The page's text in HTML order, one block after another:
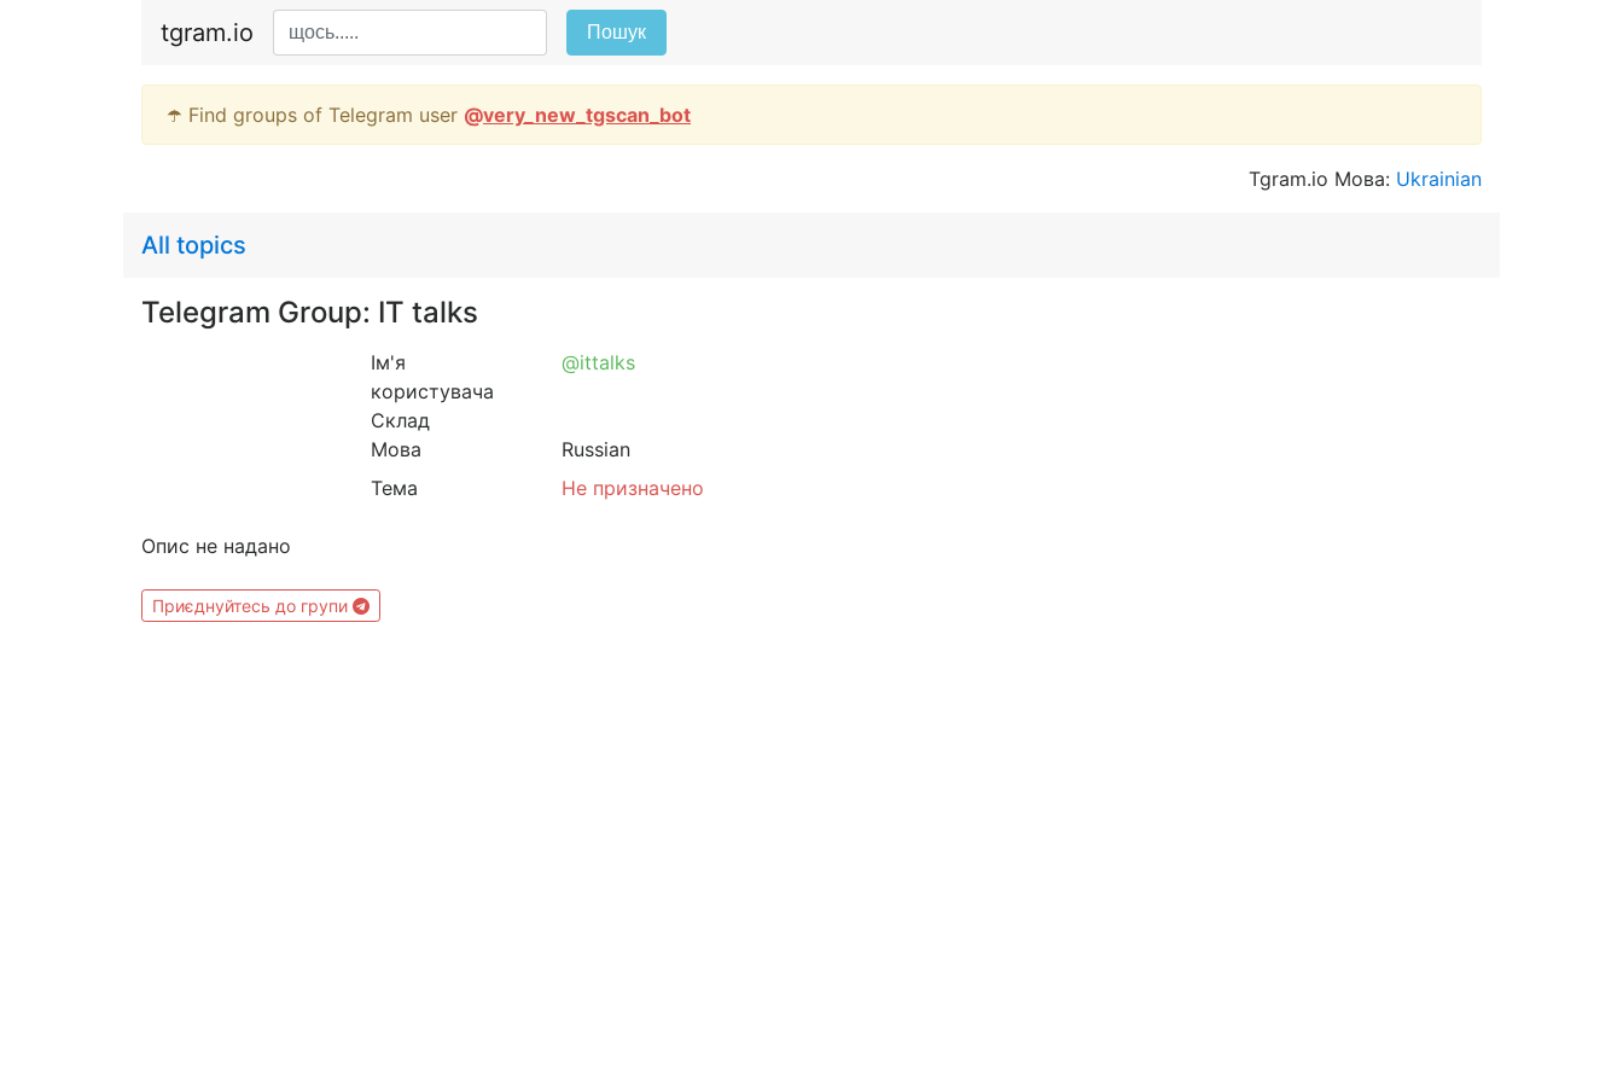
tgram.io Пошук
☂️ Find groups of Telegram user @very_new_tgscan_bot
Tgram.io Мова: Ukrainian
All topics
Telegram Group: IT talks
Ім'я
користувача
@ittalks
Склад
Мова
Russian
Тема
Не призначено
Опис не надано
Приєднуйтесь до групи